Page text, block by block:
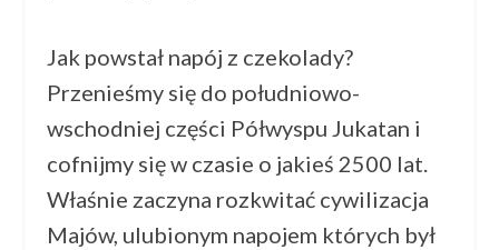
Jak powstał napój z czekolady?
Przenieśmy się do południowo-
wschodniej części Półwyspu Jukatan i
cofnijmy się w czasie o jakieś 2500 lat.
Właśnie zaczyna rozkwitać cywilizacja
Majów, ulubionym napojem których był